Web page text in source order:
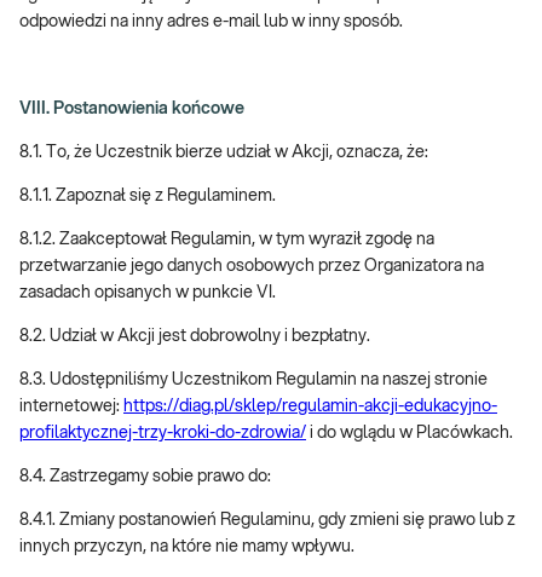
odpowiedzi na inny adres e-mail lub w inny sposób.
VIII. Postanowienia końcowe
8.1. To, że Uczestnik bierze udział w Akcji, oznacza, że:
8.1.1. Zapoznał się z Regulaminem.
8.1.2. Zaakceptował Regulamin, w tym wyraził zgodę na
przetwarzanie jego danych osobowych przez Organizatora na
zasadach opisanych w punkcie VI.
8.2. Udział w Akcji jest dobrowolny i bezpłatny.
8.3. Udostępniliśmy Uczestnikom Regulamin na naszej stronie
internetowej: https://diag.pl/sklep/regulamin-akcji-edukacyjno-
profilaktycznej-trzy-kroki-do-zdrowia/ i do wglądu w Placówkach.
8.4. Zastrzegamy sobie prawo do:
8.4.1. Zmiany postanowień Regulaminu, gdy zmieni się prawo lub z
innych przyczyn, na które nie mamy wpływu.